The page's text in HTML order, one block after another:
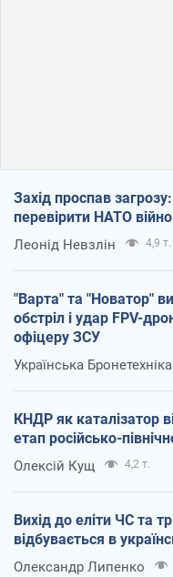
Захід проспав
перевірити НАТО
Леонід Невзлін 4,9 т.
"Варта" та "Новатор"
обстріл і удар FPV-
офіцеру ЗСУ
Українська Бронетехніка
КНДР як каталізатор
етап російсько-
Олексій Кущ 4,2 т.
Вихід до еліти ЧС та
відбувається в
Олександр Липенко